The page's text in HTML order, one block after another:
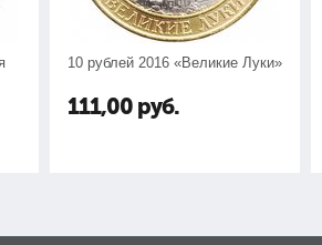
10 рублей 2016 «Великие Луки»
111,00 руб.